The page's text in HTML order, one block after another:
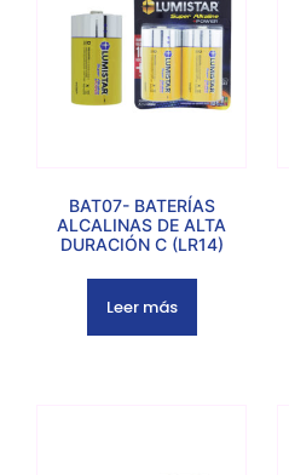
BAT07- BATERÍAS
ALCALINAS DE ALTA
DURACIÓN C (LR14)
Leer más